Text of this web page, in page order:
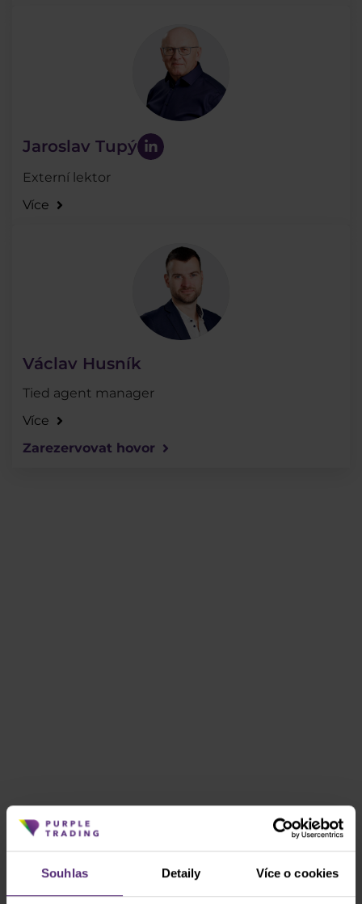
Souhlas Detaily Více o cookies
Jaroslav Tupý
Externí lektor
Více
Václav Husník
Tied agent manager
Více
Zarezervovat hovor